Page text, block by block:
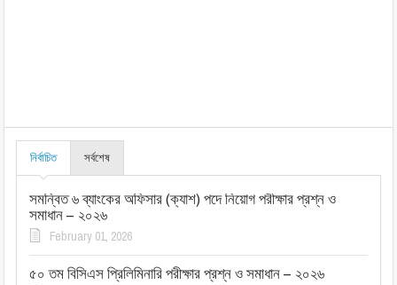
নির্বাচিত সর্বশেষ
সমন্বিত ৬ ব্যাংকের অফিসার (ক্যাশ) পদে নিয়োগ পরীক্ষার প্রশ্ন ও
সমাধান – ২০২৬
February 01, 2026
৫০ তম বিসিএস প্রিলিমিনারি পরীক্ষার প্রশ্ন ও সমাধান – ২০২৬